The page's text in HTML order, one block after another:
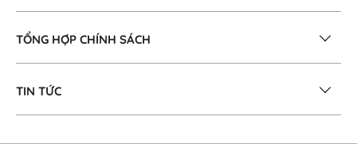
TỔNG HỢP CHÍNH SÁCH
TIN TỨC